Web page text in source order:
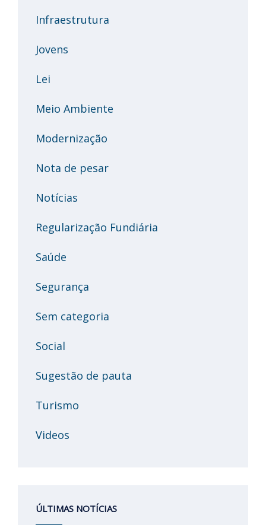
Infraestrutura
Jovens
Lei
Meio Ambiente
Modernização
Nota de pesar
Notícias
Regularização Fundiária
Saúde
Segurança
Sem categoria
Social
Sugestão de pauta
Turismo
Videos
ÚLTIMAS NOTÍCIAS